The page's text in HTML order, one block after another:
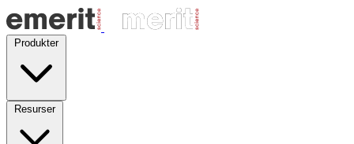
Produkter
Resurser